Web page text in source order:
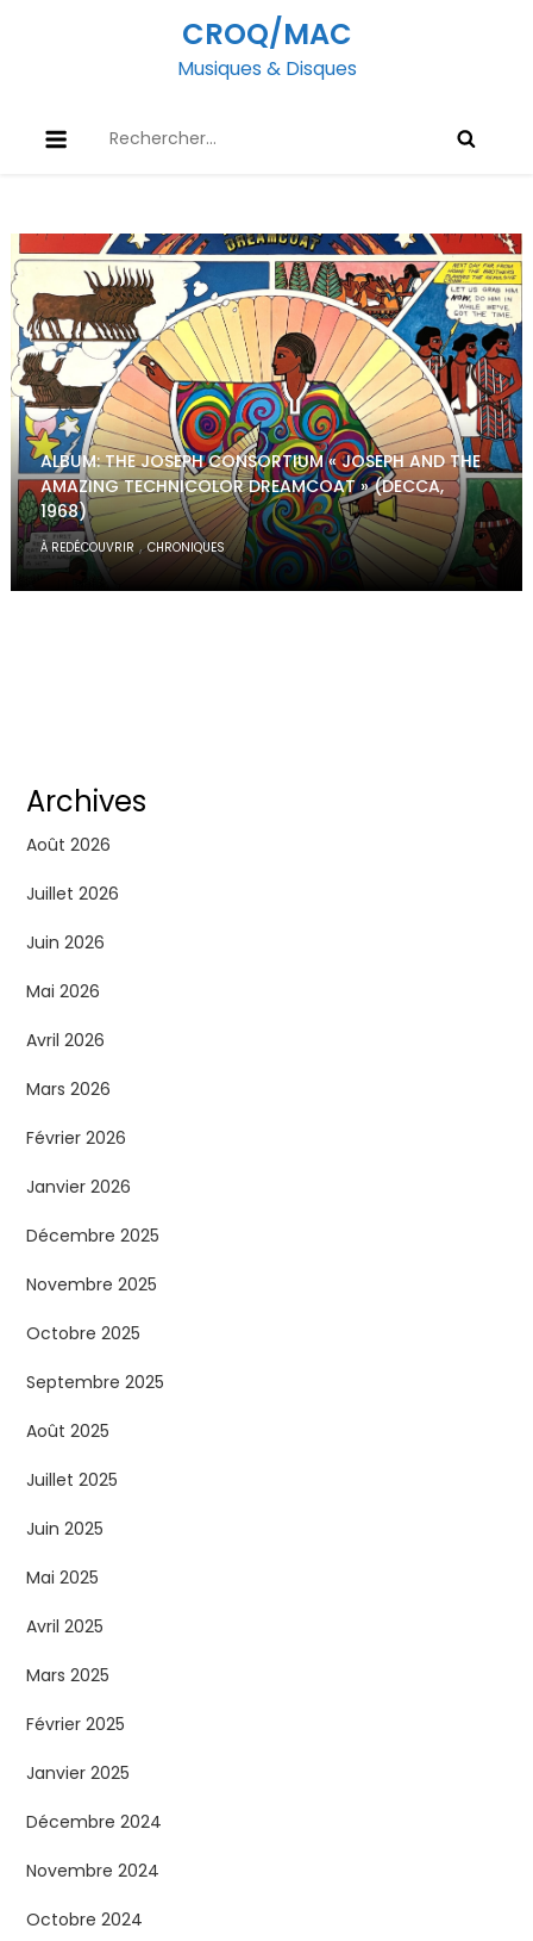
CROQ/MAC
Musiques & Disques
ALBUM: THE JOSEPH CONSORTIUM « JOSEPH AND THE
AMAZING TECHNICOLOR DREAMCOAT » (DECCA,
1968)
À REDÉCOUVRIR ,CHRONIQUES
Archives
Août 2026
Juillet 2026
Juin 2026
Mai 2026
Avril 2026
Mars 2026
Février 2026
Janvier 2026
Décembre 2025
Novembre 2025
Octobre 2025
Septembre 2025
Août 2025
Juillet 2025
Juin 2025
Mai 2025
Avril 2025
Mars 2025
Février 2025
Janvier 2025
Décembre 2024
Novembre 2024
Octobre 2024